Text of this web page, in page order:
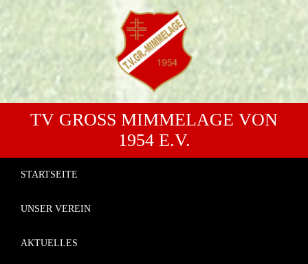
TV GROSS MIMMELAGE VON 1
954 E.V.
STARTSEITE
UNSER VEREIN
AKTUELLES